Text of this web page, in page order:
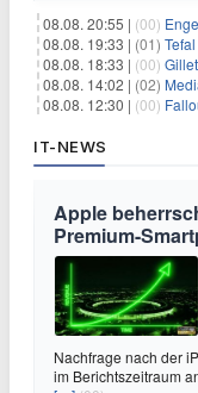
08.08. 20:55 | (00)
08.08. 19:33 | (01) Tefal
08.08. 18:33 | (00)
08.08. 14:02 | (02)
08.08. 12:30 | (00)
IT-NEWS
Apple
Premium-
Nachfrage nach der
im Berichtszeitraum